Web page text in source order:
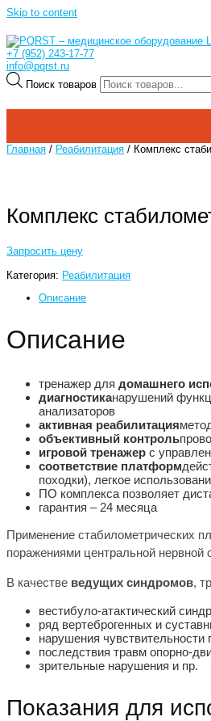
Skip to content
+7 (952) 243-17-77
info@pqrst.ru
Поиск товаров
Главная / Реабилитация / Комплекс
Комплекс
Запросить цену
Категория: Реабилитация
Описание
Описание
тренажер для домашнего
диагностиканарушений
анализаторов
активная реабилитация
объективный контроль
игровой тренажер с
соответствие платформ
походки), легкое
ПО комплекса позволяет
гарантия – 24 месяца
Применение стабилометрических
поражениями центральной
В качестве ведущих синдромов,
вестибуло-атактический
ряд вертеброгенных и
нарушения чувствительности
последствия травм опорно-
зрительные нарушения и пр.
Показания для